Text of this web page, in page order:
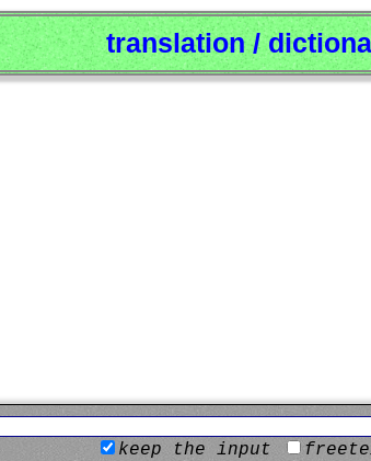
translation /
keep the input